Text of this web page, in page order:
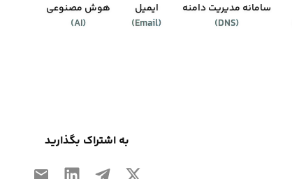
هوش مصنوعی
(
AI
)
ایمیل
(
Email
)
سامانه مدیریت دامنه
(
DNS
)
به اشتراک بگذارید